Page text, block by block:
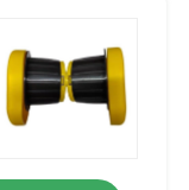
درباره ما